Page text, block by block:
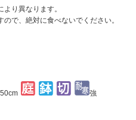
り異なります。
で、絶対に食べないでください。
強